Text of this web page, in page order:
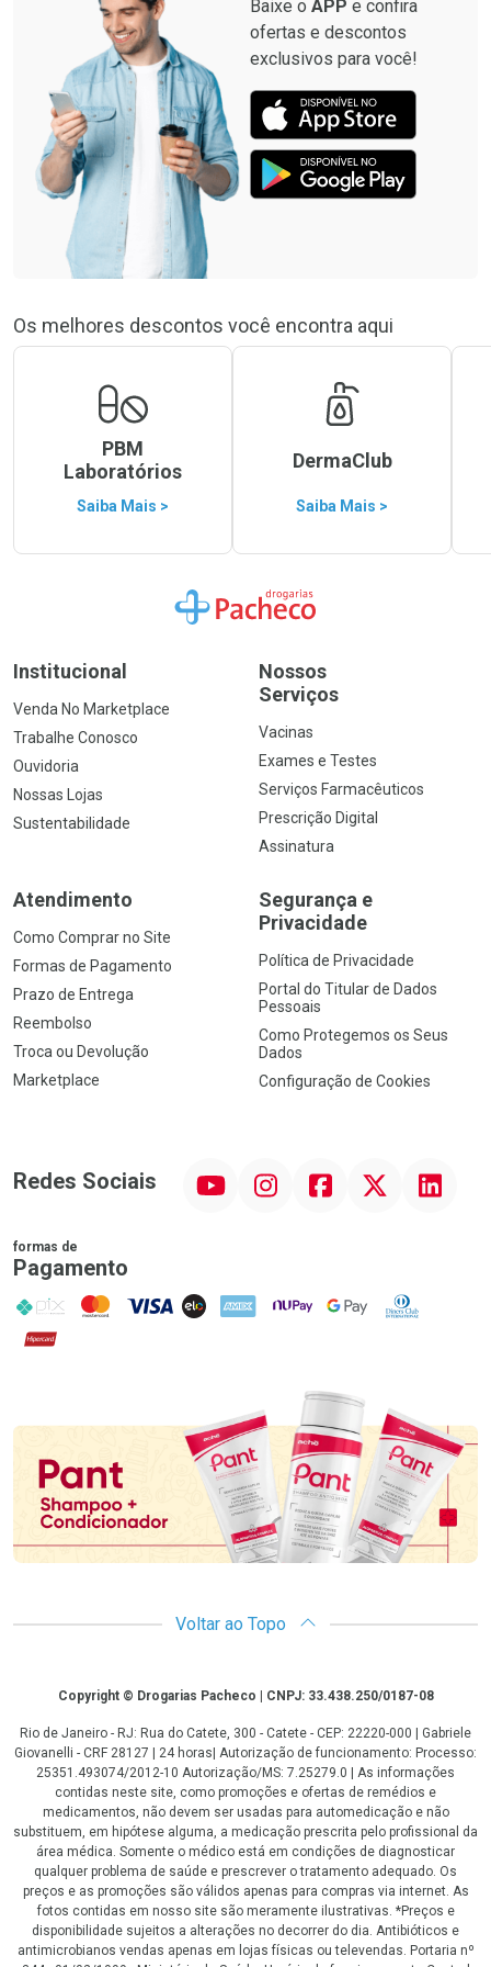
Baixe o APP e confira
ofertas e descontos
exclusivos para você!
Os melhores descontos você encontra aqui
PBM
Laboratórios
Saiba Mais >
DermaClub
Saiba Mais >
Ir para a Home
Institucional
Venda No Marketplace
Trabalhe Conosco
Ouvidoria
Nossas Lojas
Sustentabilidade
Nossos
Serviços
Vacinas
Exames e Testes
Serviços Farmacêuticos
Prescrição Digital
Assinatura
Atendimento
Como Comprar no Site
Formas de Pagamento
Prazo de Entrega
Reembolso
Troca ou Devolução
Marketplace
Segurança e
Privacidade
Política de Privacidade
Portal do Titular de Dados
Pessoais
Como Protegemos os Seus
Dados
Configuração de Cookies
Redes Sociais InstagramFacebook Linkedin
formas de
Pagamento
PIX MasterCard
VISA ELO AMEX NuPay Google PayDiners Club
Hipercard
Promoção em Destaque
Voltar ao Topo
CopyrightCopyright © Drogarias Pacheco | CNPJ: 33.438.250/0187-08
Rio de Janeiro - RJ: Rua do Catete, 300 - Catete - CEP: 22220-000 | Gabriele
Giovanelli - CRF 28127 | 24 horas| Autorização de funcionamento: Processo:
25351.493074/2012-10 Autorização/MS: 7.25279.0 | As informações
contidas neste site, como promoções e ofertas de remédios e
medicamentos, não devem ser usadas para automedicação e não
substituem, em hipótese alguma, a medicação prescrita pelo profissional da
área médica. Somente o médico está em condições de diagnosticar
qualquer problema de saúde e prescrever o tratamento adequado. Os
preços e as promoções são válidos apenas para compras via internet. As
fotos contidas em nosso site são meramente ilustrativas. *Preços e
disponibilidade sujeitos a alterações no decorrer do dia. Antibióticos e
antimicrobianos vendas apenas em lojas físicas ou televendas. Portaria nº